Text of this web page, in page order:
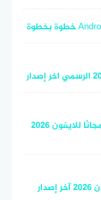
سناب شات – تنزيل Snapchat iOS مجانًا للايفون 2026